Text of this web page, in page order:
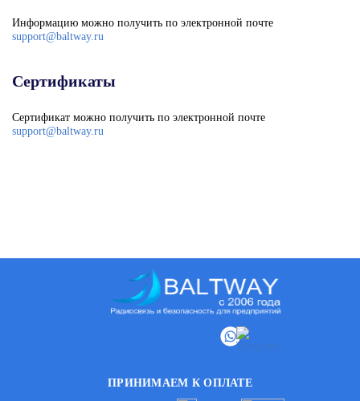
Информацию можно получить по электронной почте
support@baltway.ru
Сертификаты
Сертификат можно получить по электронной почте
support@baltway.ru
ПРИНИМАЕМ К ОПЛАТЕ